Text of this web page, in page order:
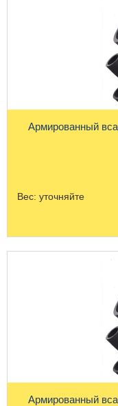
Армированный
Вес: уточняйте
Армированный